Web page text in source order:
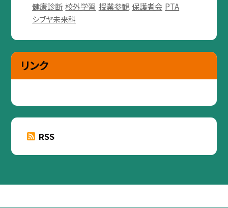
健康診断 校外学習 授業参観 保護者会 PTA
シブヤ未来科
リンク
RSS